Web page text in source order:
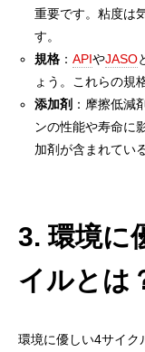
重要です。粘度は
す。
規格 ：APIやJASO
ょう。これらの規
添加剤 ：摩擦低減
ンの性能や寿命に
加剤が含まれてい
3. 環境に
イルとは
環境に優しい4サイク